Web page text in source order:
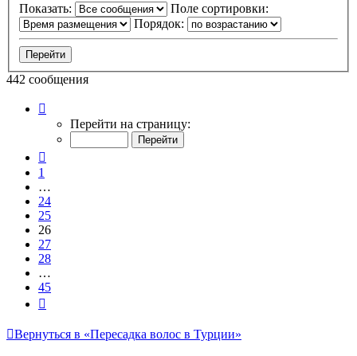
Показать:
Поле сортировки:
Порядок:
442 сообщения
26
Перейти на страницу:
1
…
24
25
26
27
28
…
45
Вернуться в «Пересадка волос в Турции»